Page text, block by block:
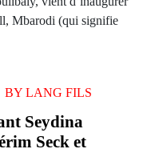
Mbarodi (qui signifie
BY LANG FILS
Seydina
Seck et